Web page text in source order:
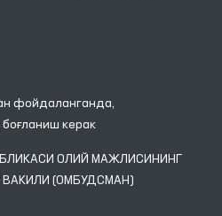
фойдаланганда,
боғланиш керак
ОЛИЙ МАЖЛИСИНИНГ
(ОМБУДСМАН)